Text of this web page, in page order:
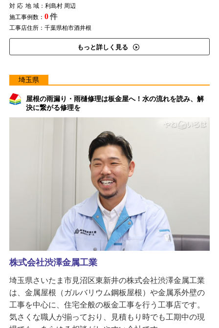
対応地域：利島村 周辺
施工事例数： 0件
工事店住所：千葉県柏市酒井根
もっと詳しく見る
埼玉県
屋根の雨漏り・雨樋修理は板金屋へ！水の流れを読み、解
決に繋がる修理を
株式会社渋澤金属工業
埼玉県さいたま市見沼区東新井の株式会社渋澤金属工業
は、金属屋根（ガルバリウム鋼板屋根）や金属系外壁の
工事を中心に、住宅全般の板金工事を行う工事店です。
気さくな職人が揃っており、見積もり時でも工期中の現